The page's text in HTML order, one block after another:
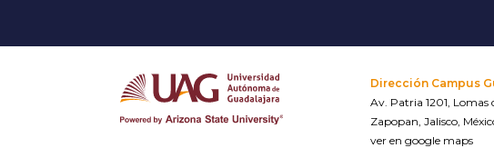
Dirección Campus
Av. Patria 1201, Lomas
Zapopan, Jalisco,
ver en google maps